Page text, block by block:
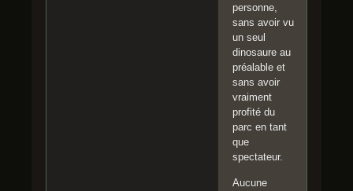
personne,
sans avoir vu
un seul
dinosaure au
préalable et
sans avoir
vraiment
profité du
parc en tant
que
spectateur.
Aucune